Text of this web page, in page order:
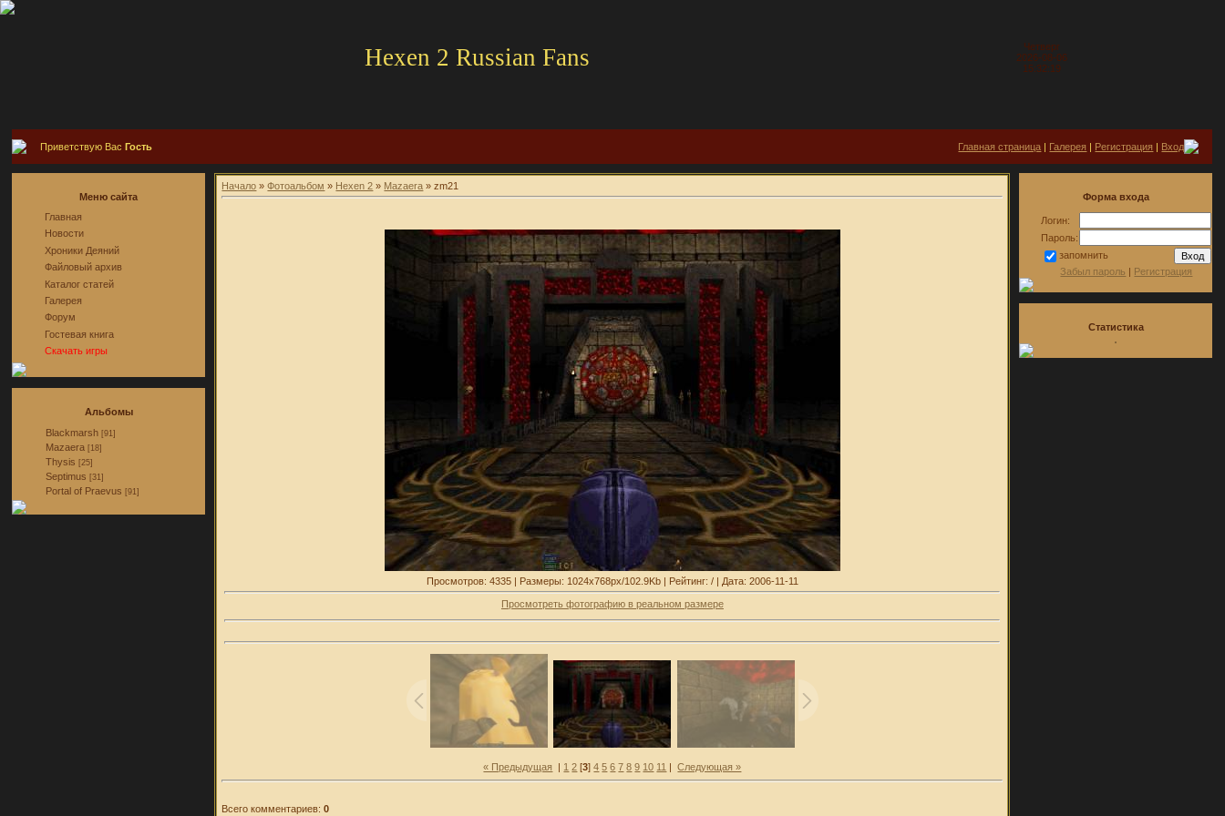
Hexen 2 Russian Fans
Четверг
2026-08-06
15:32:19
Приветствую ВасГость Главная страница | Галерея | Регистрация | Вход
Меню сайта
Главная
Новости
Хроники Деяний
Файловый архив
Каталог статей
Галерея
Форум
Гостевая книга
Скачать игры
Альбомы
Blackmarsh [91]
Mazaera [18]
Thysis [25]
Septimus [31]
Portal of Praevus [91]
Начало »Фотоальбом » Hexen 2 » Mazaera » zm21
Просмотров: 4335 | Размеры: 1024x768px/102.9Kb | Рейтинг: / | Дата: 2006-11-11
Просмотреть фотографию в реальном размере
« Предыдущая | 1 2 [3]4 5 6 7 8 9 10 11 |Следующая »
Всего комментариев:0
Форма входа
Логин:
Пароль:
запомнить
Забыл пароль | Регистрация
Статистика